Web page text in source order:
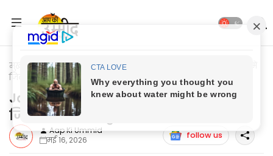
मुख्यपृष्ठ Jaunpur News
Jaunpur News: सम्पूर्ण समाधान दिवस में
जिलाधिकारी ने सुनीं जनसमस्याएं
Jaunpur News: सम्पूर्ण समाधान दिवस में
जिलाधिकारी ने सुनीं जनसमस्याएं
Aap Ki Ummid
मई 16, 2026
follow us